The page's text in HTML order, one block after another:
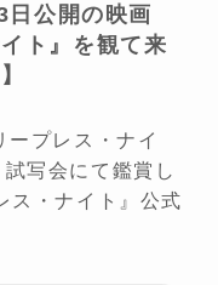
日公開の映画
ト』を観て来
プレス・ナイ
写会にて鑑賞し
ス・ナイト』公式